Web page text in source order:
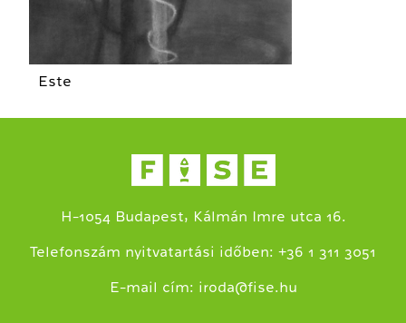
Este
H-1054 Budapest, Kálmán Imre utca 16.
Telefonszám nyitvatartási időben: +36 1 311 3051
E-mail cím: iroda@fise.hu